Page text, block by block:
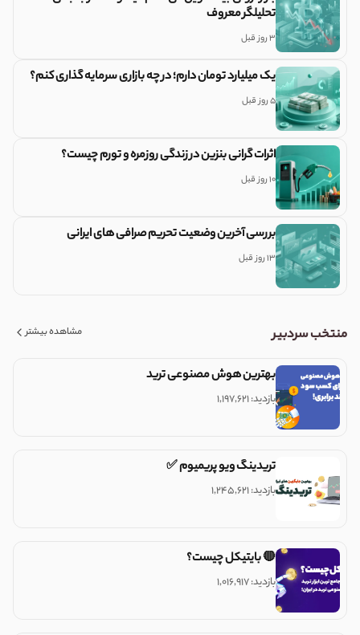
تحلیلگر معروف
3 روز قبل
یک میلیارد تومان دارم؛ در چه بازاری سرمایه گذاری کنم؟
5 روز قبل
اثرات گرانی بنزین در زندگی روزمره و تورم چیست؟
10 روز قبل
بررسی آخرین وضعیت تحریم صرافی های ایرانی
13 روز قبل
منتخب سردبیر مشاهده بیشتر
بهترین هوش مصنوعی ترید
بازدید: ۱,۱۹۷,۶۲۱
تریدینگ ویو پریمیوم ✅
بازدید: ۱,۲۴۵,۶۲۱
🔴 بایتیکل چیست؟
بازدید: ۱,۰۱۶,۹۱۷